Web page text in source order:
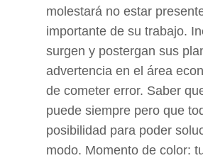
molestará no estar
importante de su trabajo.
surgen y postergan sus
advertencia en el área
de cometer error. Saber
puede siempre pero que
posibilidad para poder
modo. Momento de color: